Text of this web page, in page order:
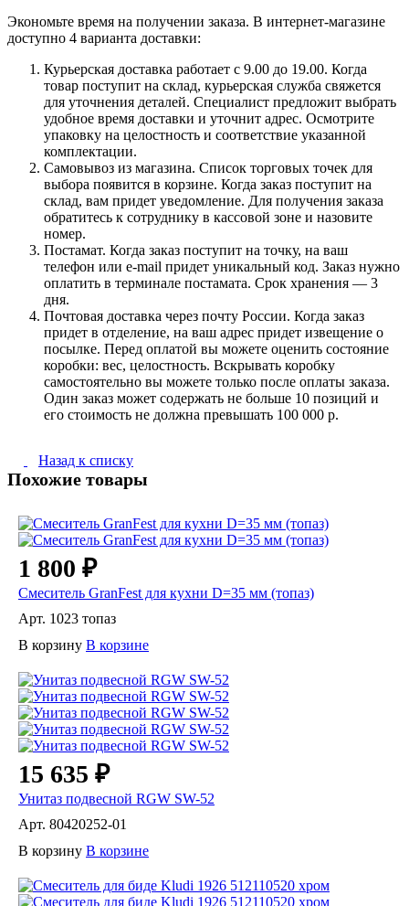
Экономьте время на получении заказа. В интернет-магазине
доступно 4 варианта доставки:
Курьерская доставка работает с 9.00 до 19.00. Когда
товар поступит на склад, курьерская служба свяжется
для уточнения деталей. Специалист предложит выбрать
удобное время доставки и уточнит адрес. Осмотрите
упаковку на целостность и соответствие указанной
комплектации.
Самовывоз из магазина. Список торговых точек для
выбора появится в корзине. Когда заказ поступит на
склад, вам придет уведомление. Для получения заказа
обратитесь к сотруднику в кассовой зоне и назовите
номер.
Постамат. Когда заказ поступит на точку, на ваш
телефон или e-mail придет уникальный код. Заказ нужно
оплатить в терминале постамата. Срок хранения — 3
дня.
Почтовая доставка через почту России. Когда заказ
придет в отделение, на ваш адрес придет извещение о
посылке. Перед оплатой вы можете оценить состояние
коробки: вес, целостность. Вскрывать коробку
самостоятельно вы можете только после оплаты заказа.
Один заказ может содержать не больше 10 позиций и
его стоимость не должна превышать 100 000 р.
Назад к списку
Похожие товары
1 800 ₽
Смеситель GranFest для кухни D=35 мм (топаз)
Арт. 1023 топаз
В корзину В корзине
15 635 ₽
Унитаз подвесной RGW SW-52
Арт. 80420252-01
В корзину В корзине